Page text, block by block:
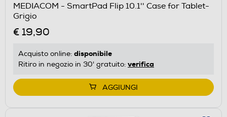
MEDIACOM - SmartPad Flip 10.1'' Case for Tablet-
Grigio
€ 19,90
Acquisto online: disponibile
Ritiro in negozio in 30' gratuito: verifica
AGGIUNGI